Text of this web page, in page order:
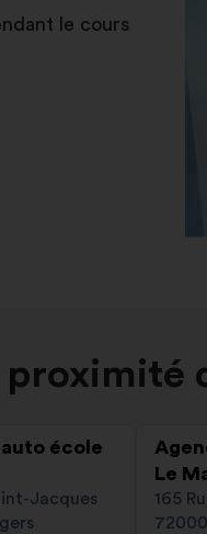
le cours
proximité
école
Jacques
Le
165